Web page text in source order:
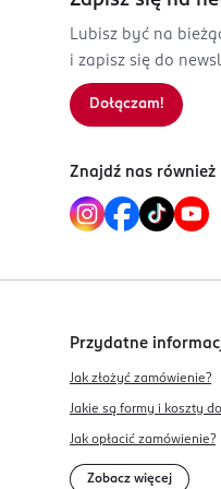
Lubisz być na
i zapisz się do
Dołączam!
Znajdź nas również
Przydatne
Jak złożyć zamówienie?
Jakie są formy i koszty
Jak opłacić zamówienie?
Zobacz więcej